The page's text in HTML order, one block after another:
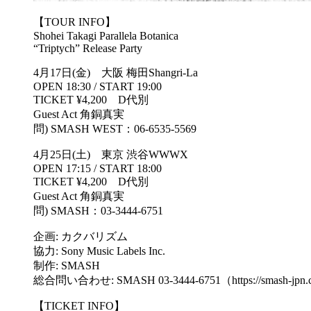
【TOUR INFO】
Shohei Takagi Parallela Botanica
“Triptych” Release Party
4月17日(金) 大阪 梅田Shangri-La
OPEN 18:30 / START 19:00
TICKET ¥4,200 D代別
Guest Act 角銅真実
問) SMASH WEST：06-6535-5569
4月25日(土) 東京 渋谷WWWX
OPEN 17:15 / START 18:00
TICKET ¥4,200 D代別
Guest Act 角銅真実
問) SMASH：03-3444-6751
企画: カクバリズム
協力: Sony Music Labels Inc.
制作: SMASH
総合問い合わせ: SMASH 03-3444-6751（https://smash-
【TICKET INFO】